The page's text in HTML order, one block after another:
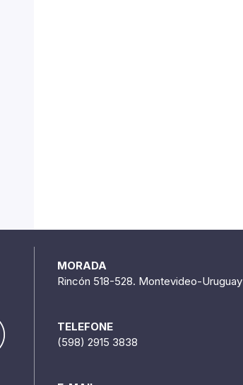
MORADA
Rincón 518-528. Montevideo-Uruguay
TELEFONE
(598) 2915 3838